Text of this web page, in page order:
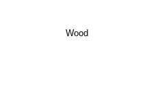
Wood